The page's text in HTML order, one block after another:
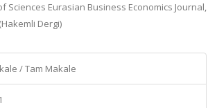
Sciences Eurasian Business Economics Journal,
Dergi)
/ Tam Makale
1